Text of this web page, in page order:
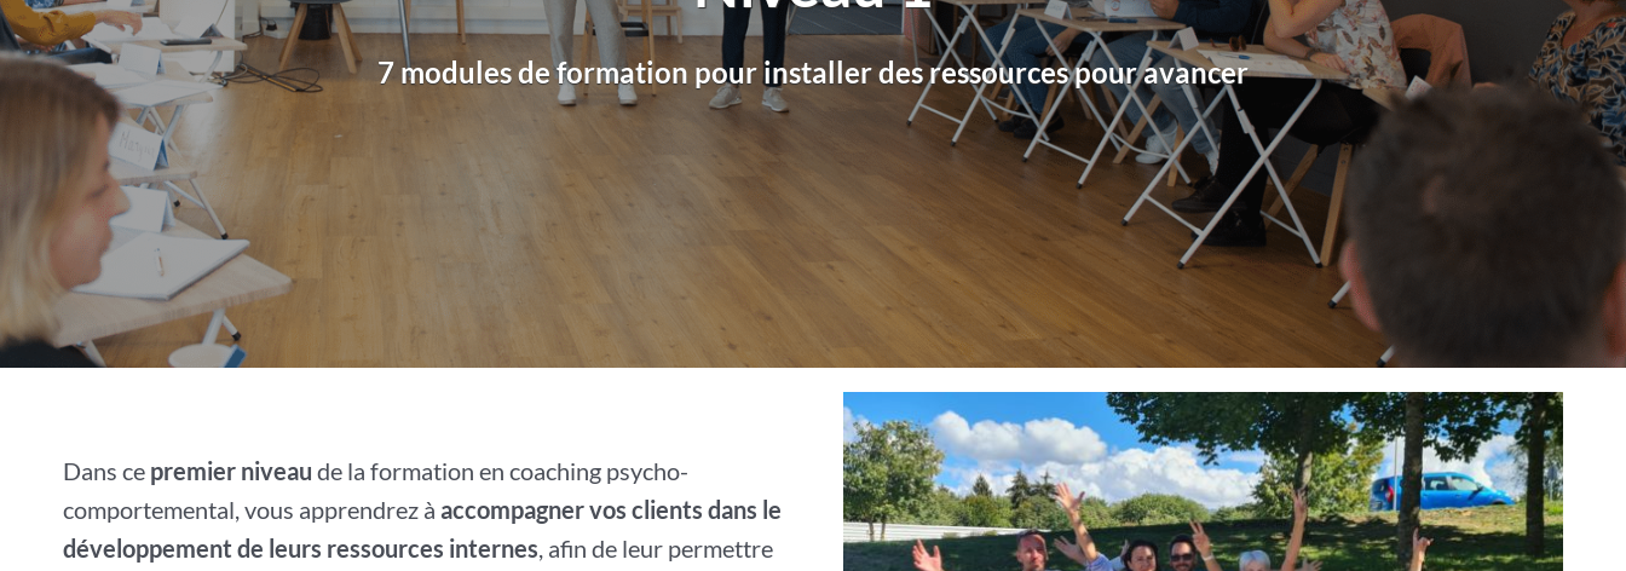
7 modules de formation pour installer des ressources pour avancer
Dans ce premier niveau de la formation en coaching psycho-
comportemental, vous apprendrez à accompagner vos clients dans le
développement de leurs ressources internes, afin de leur permettre